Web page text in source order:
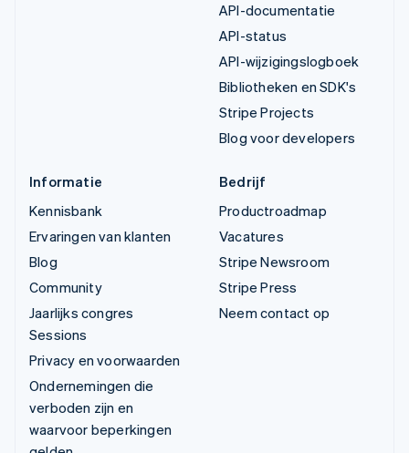
API-documentatie
API-status
API-wijzigingslogboek
Bibliotheken en SDK's
Stripe Projects
Blog voor developers
Informatie
Kennisbank
Ervaringen van klanten
Blog
Community
Jaarlijks congres
Sessions
Privacy en voorwaarden
Ondernemingen die
verboden zijn en
waarvoor beperkingen
Bedrijf
Productroadmap
Vacatures
Stripe Newsroom
Stripe Press
Neem contact op